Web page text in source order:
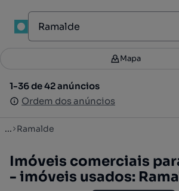
Filtros 3
1-36 de 42 anúncios
Ordem dos anúncios
Mapa
1-36 de 42 anúncios
Ordem dos anúncios
... Ramalde
Imóveis comerciais
- imóveis usados: